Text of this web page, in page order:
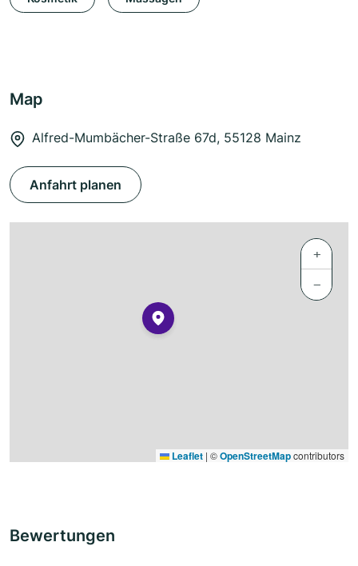
Map
Alfred-Mumbächer-Straße 67d, 55128 Mainz
Anfahrt planen
+
−
Leaflet | ©OpenStreetMapcontributors
Bewertungen